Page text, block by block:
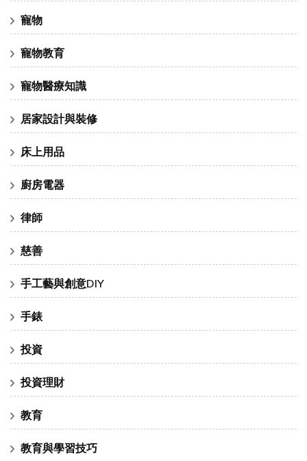
寵物
寵物教育
寵物醫療知識
居家設計與裝修
床上用品
廚房電器
律師
慈善
手工藝與創意DIY
手錶
投資
投資理財
教育
教育與學習技巧